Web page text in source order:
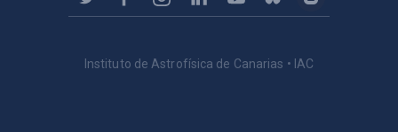
Instituto de Astrofísica de Canarias • IAC